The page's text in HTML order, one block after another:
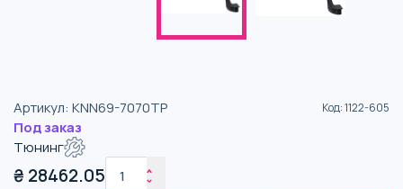
Артикул: KNN69-7070TP Код:1122-605
Под заказ
Тюнинг
₴ 28462.05